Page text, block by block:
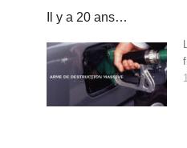
Il y a 20 ans…